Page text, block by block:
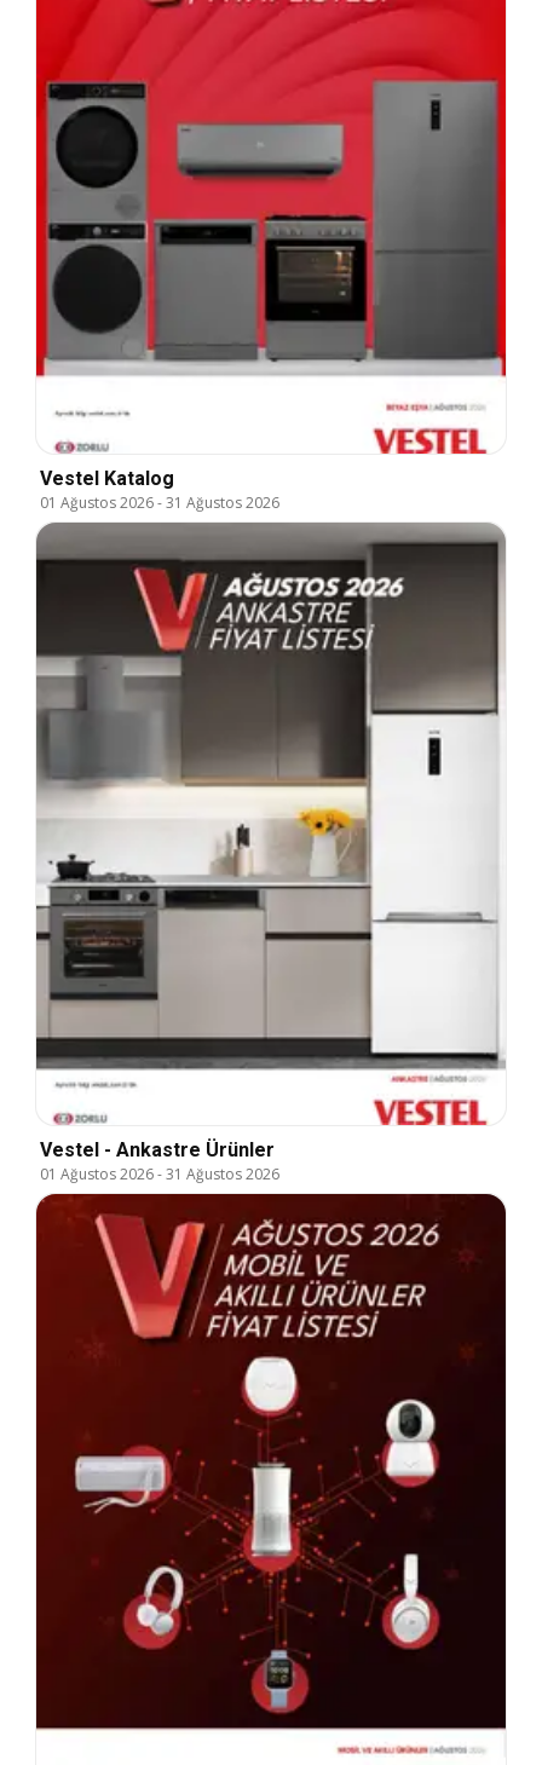
Vestel Katalog
01 Ağustos 2026-31 Ağustos 2026
Vestel - Ankastre Ürünler
01 Ağustos 2026-31 Ağustos 2026